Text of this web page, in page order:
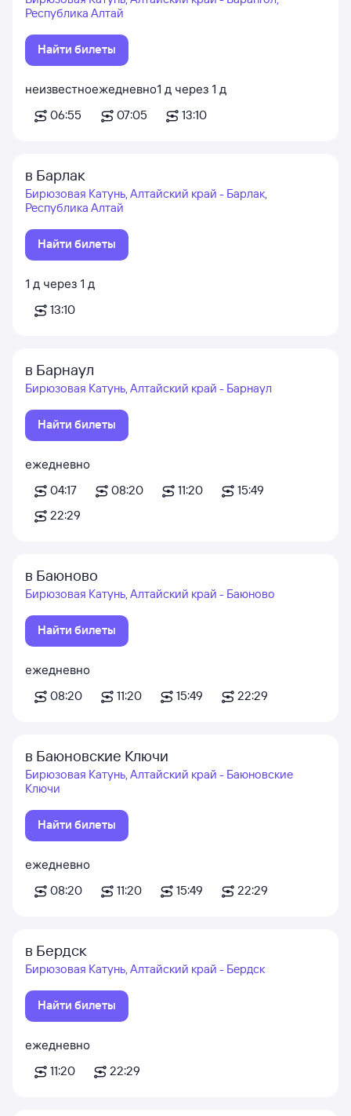
Республика Алтай
Найти билеты
неизвестно
06:55
ежедневно
07:05
1 д через 1 д
13:10
в Барлак
Бирюзовая Катунь, Алтайский край - Барлак,
Республика Алтай
Найти билеты
1 д через 1 д
13:10
в Барнаул
Бирюзовая Катунь, Алтайский край - Барнаул
Найти билеты
ежедневно
04:17
08:20 11:20
15:49
22:29
в Баюново
Бирюзовая Катунь, Алтайский край - Баюново
Найти билеты
ежедневно
08:20
11:20 15:49 22:29
в Баюновские Ключи
Бирюзовая Катунь, Алтайский край - Баюновские
Ключи
Найти билеты
ежедневно
08:20
11:20 15:49 22:29
в Бердск
Бирюзовая Катунь, Алтайский край - Бердск
Найти билеты
ежедневно
11:20
22:29